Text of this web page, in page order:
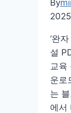
By
2025
‘완
설
교육
운로
는
에서